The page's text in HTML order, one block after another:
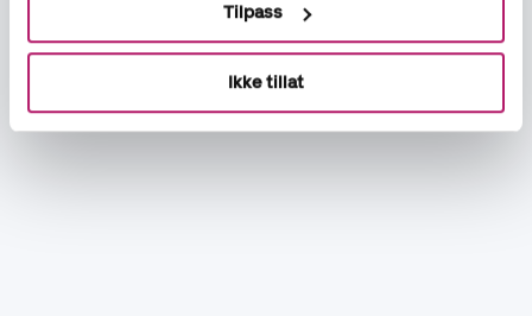
Tilpass
Ikke tillat